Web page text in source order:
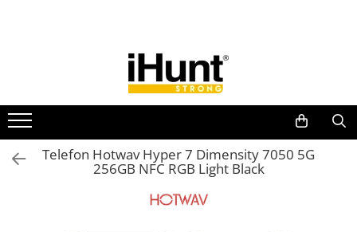
TELEFOANE & TABLETE IHUNT
Telefoane iHunt
Smartphone
Telefoane Rezistente
Telefoane Butoane
Telefon Hotwav Hyper 7 Dimensity 7050 5G
256GB NFC RGB Light Black